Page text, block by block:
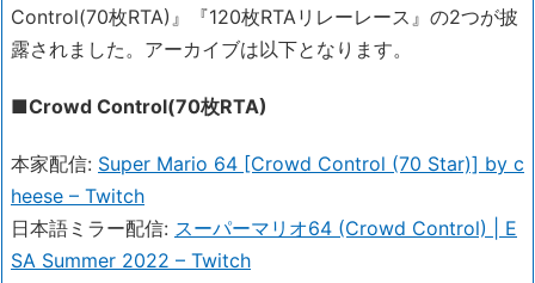
Control(70枚RTA)』『120枚RTAリレーレース』の2つが披
露されました。アーカイブは以下となります。
■Crowd Control(70枚RTA)
本家配信: Super Mario 64 [Crowd Control (70 Star)] by c
heese – Twitch
日本語ミラー配信: スーパーマリオ64 (Crowd Control) | E
SA Summer 2022 – Twitch